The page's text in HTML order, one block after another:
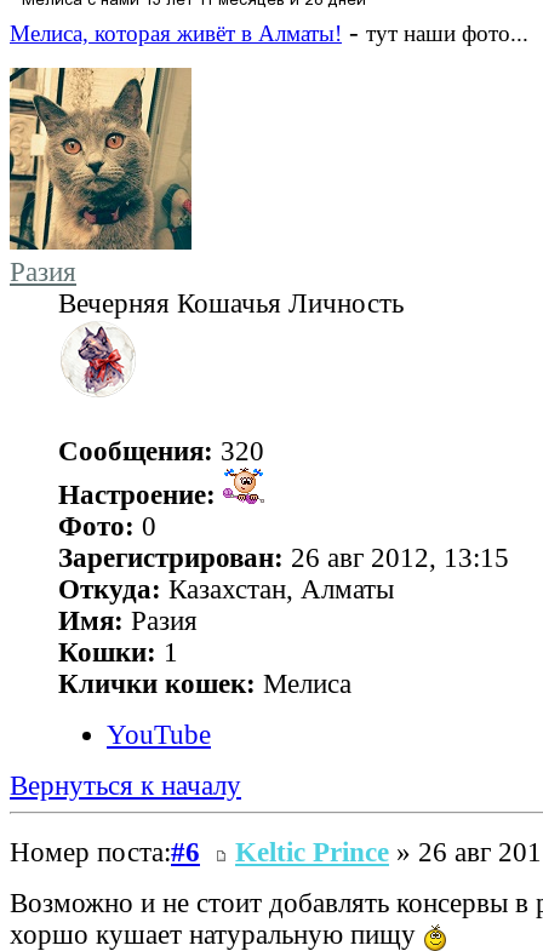
Мелиса, которая живёт в Алматы! - тут наши фото...
Разия
Вечерняя Кошачья Личность
Сообщения: 320
Настроение:
Фото: 0
Зарегистрирован: 26 авг 2012, 13:15
Откуда: Казахстан, Алматы
Имя: Разия
Кошки: 1
Клички кошек: Мелиса
YouTube
Вернуться к началу
Номер поста:#6 Keltic Prince » 26 авг
Возможно и не стоит добавлять консервы в
хоршо кушает натуральную пищу